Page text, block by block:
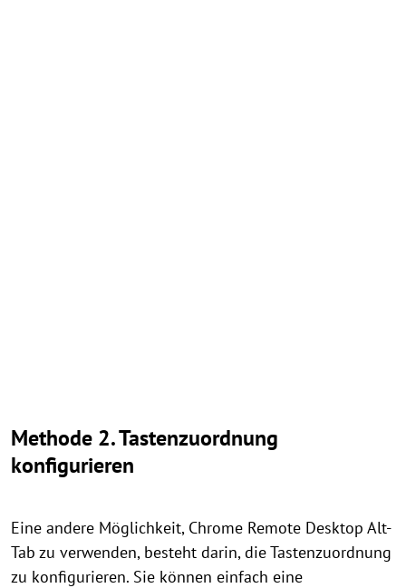
Methode 2. Tastenzuordnung
konfigurieren
Eine andere Möglichkeit, Chrome Remote Desktop Alt-
Tab zu verwenden, besteht darin, die Tastenzuordnung
zu konfigurieren. Sie können einfach eine